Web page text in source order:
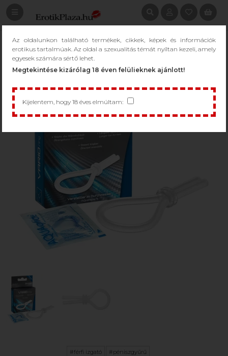
Az oldalunkon található termékek, cikkek, képek és információk
erotikus tartalmúak. Az oldal a szexualitás témát nyíltan kezeli, amely
egyesek számára sértő lehet.
Megtekintése kizárólag 18 éven felülieknek ajánlott!
Kijelentem, hogy 18 éves elmúltam:
#férfi izgató #péniszgyűrű